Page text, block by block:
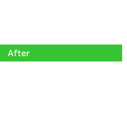
After